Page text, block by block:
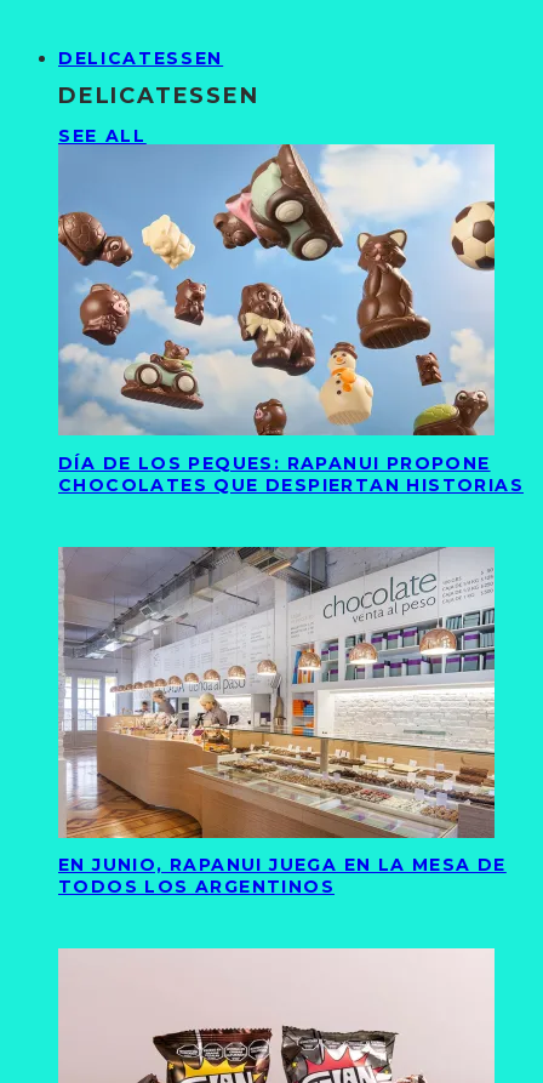
DELICATESSEN
DELICATESSEN
SEE ALL
DÍA DE LOS PEQUES: RAPANUI PROPONE
CHOCOLATES QUE DESPIERTAN HISTORIAS
EN JUNIO, RAPANUI JUEGA EN LA MESA DE
TODOS LOS ARGENTINOS